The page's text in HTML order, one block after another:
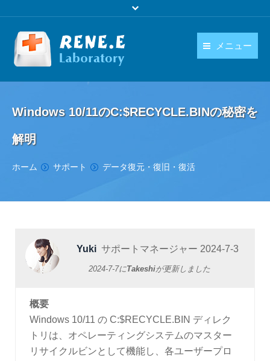
メニュー
ダウンロード
操作ガイド
日本語
language
Windows 10/11のC:$RECYCLE.BINの秘密を
解明
You are here:
ホーム サポート データ復元・復旧・復活
Yuki サポートマネージャー 2024-7-3
2024-7-7にTakeshiが更新しました
概要
Windows 10/11 の C:$RECYCLE.BIN ディレク
トリは、オペレーティングシステムのマスター
リサイクルビンとして機能し、各ユーザープロ